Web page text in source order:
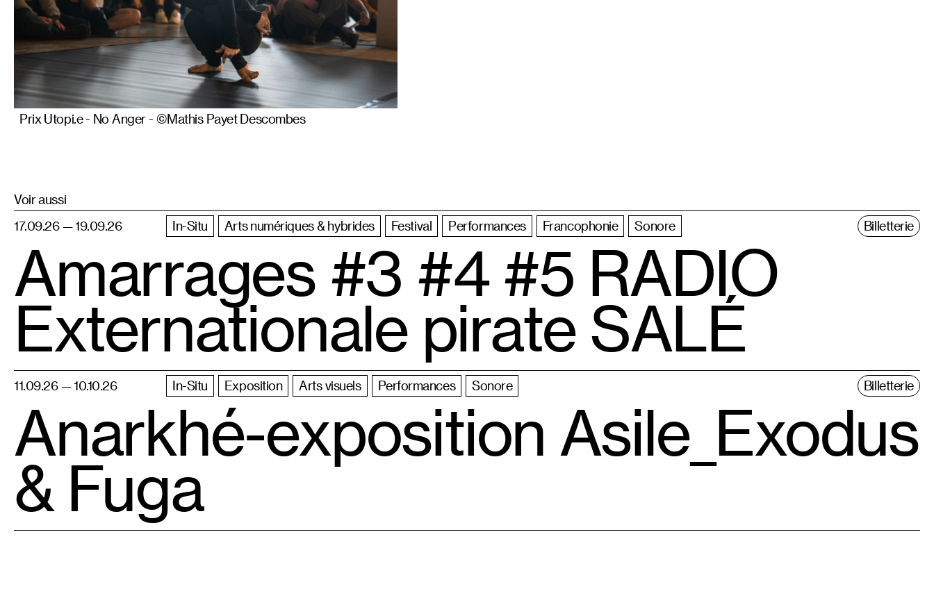
Prix Utopi.e - No Anger - ©Mathis Payet Descombes
Voir aussi
17.09.26 — 19.09.26
In-Situ Arts numériques & hybrides Festival Performances Francophonie Sonore Billetterie
Amarrages #3 #4 #5 RADIO
Externationale pirate SALÉ
11.09.26 — 10.10.26 In-Situ Exposition Arts visuels Performances Sonore Billetterie
Anarkhé-exposition Asile_Exodus
& Fuga